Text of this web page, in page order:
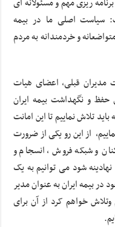
سیاست اصلی ما در بیمه
و خردمندانه به مردم
مدیران قبلی، اعضای هیات
حفظ و نگهداشت بیمه ایران
تلاش نماییم تا این امانت
از این رو یکی از ضرورت
و شبکه فروش ، انسجام و
شود می توانیم به یک
بیمه ایران به عنوان مدیر
خواهم کرد از آن برای